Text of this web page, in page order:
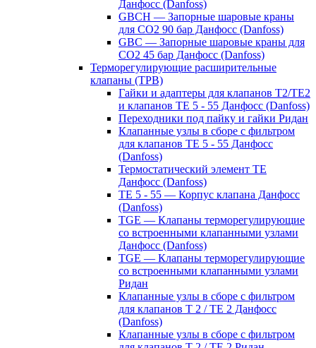
Данфосс (Danfoss)
GBCH — Запорные шаровые краны
для CO2 90 бар Данфосс (Danfoss)
GBC — Запорные шаровые краны для
CO2 45 бар Данфосс (Danfoss)
Терморегулирующие расширительные
клапаны (ТРВ)
Гайки и адаптеры для клапанов T2/TE2
и клапанов TE 5 - 55 Данфосс (Danfoss)
Переходники под пайку и гайки Ридан
Клапанные узлы в сборе с фильтром
для клапанов TE 5 - 55 Данфосс
(Danfoss)
Термостатический элемент TE
Данфосс (Danfoss)
TE 5 - 55 — Корпус клапана Данфосс
(Danfoss)
TGE — Клапаны терморегулирующие
со встроенными клапанными узлами
Данфосс (Danfoss)
TGE — Клапаны терморегулирующие
со встроенными клапанными узлами
Ридан
Клапанные узлы в сборе с фильтром
для клапанов T 2 / TE 2 Данфосс
(Danfoss)
Клапанные узлы в сборе с фильтром